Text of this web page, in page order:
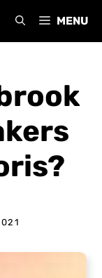
MENU